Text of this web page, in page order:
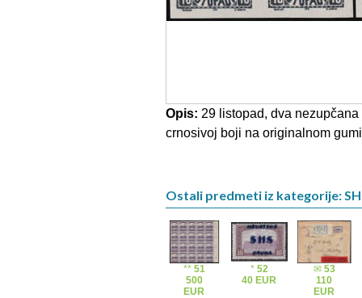
Opis: 29 listopad, dva
crnosivoj boji na originalnom
Ostali predmeti iz kategorije:
** 51
500
EUR
* 52
40 EUR
✉ 53
110
EUR